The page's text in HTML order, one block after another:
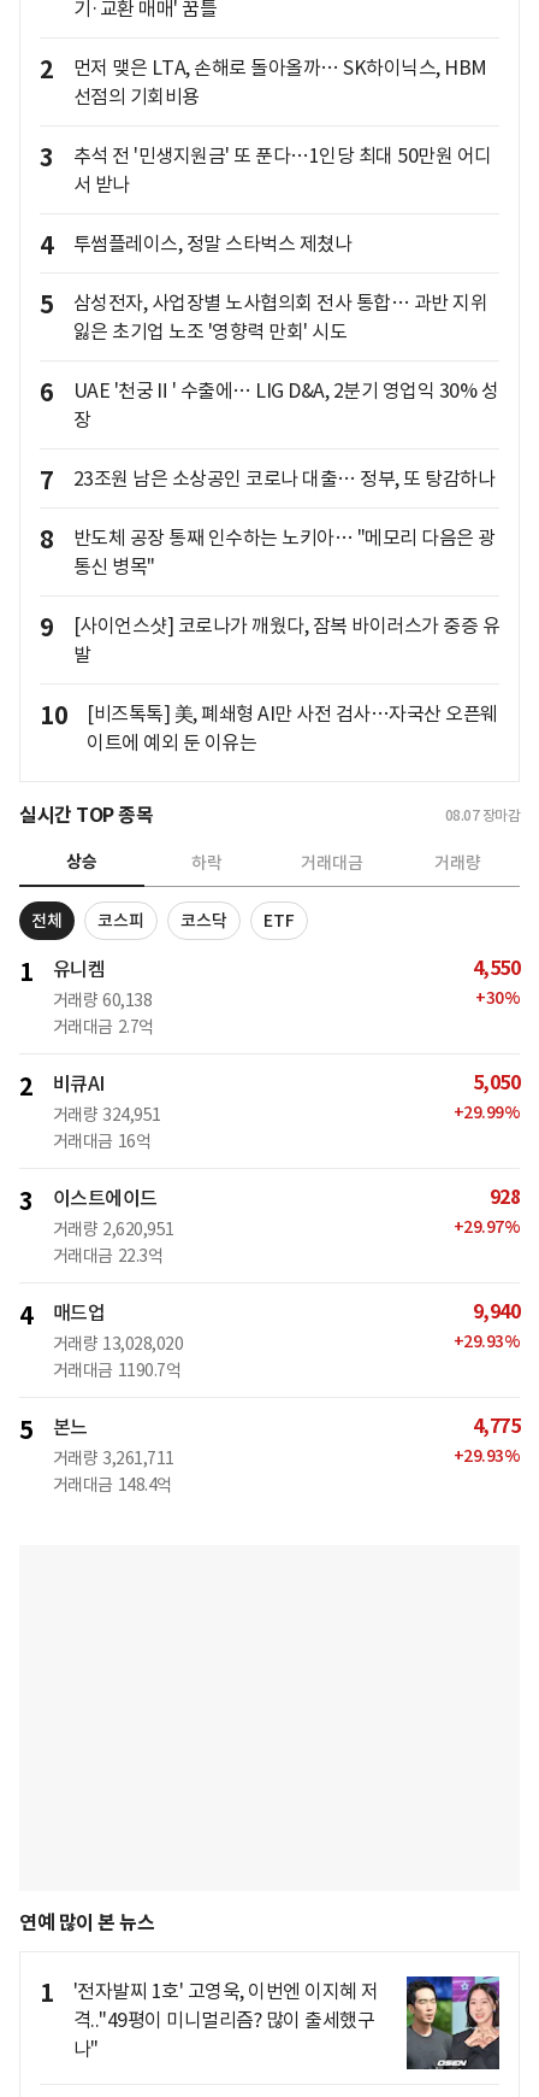
기·교환 매매' 꿈틀
2
먼저 맺은 LTA, 손해로 돌아올까… SK하이닉스, HBM
선점의 기회비용
3
추석 전 '민생지원금' 또 푼다…1인당 최대 50만원 어디
서 받나
4 투썸플레이스, 정말 스타벅스 제쳤나
5
삼성전자, 사업장별 노사협의회 전사 통합… 과반 지위
잃은 초기업 노조 '영향력 만회' 시도
6
UAE '천궁Ⅱ' 수출에… LIG D&A, 2분기 영업익 30% 성
장
7 23조원 남은 소상공인 코로나 대출… 정부, 또 탕감하나
8
반도체 공장 통째 인수하는 노키아… "메모리 다음은 광
통신 병목"
9
[사이언스샷] 코로나가 깨웠다, 잠복 바이러스가 중증 유
발
10
[비즈톡톡] 美, 폐쇄형 AI만 사전 검사…자국산 오픈웨
이트에 예외 둔 이유는
실시간 TOP 종목 08.07 장마감
상승 하락 거래대금 거래량
전체 코스피 코스닥 ETF
1 유니켐
거래량 60,138
거래대금 2.7억
4,550
+30%
2 비큐AI
거래량 324,951
거래대금 16억
5,050
+29.99%
3 이스트에이드
거래량 2,620,951
거래대금 22.3억
928
+29.97%
4 매드업
거래량 13,028,020
거래대금 1190.7억
9,940
+29.93%
5 본느
거래량 3,261,711
거래대금 148.4억
4,775
+29.93%
연예 많이 본 뉴스
1
'전자발찌 1호' 고영욱, 이번엔 이지혜 저
격.."49평이 미니멀리즘? 많이 출세했구
나"